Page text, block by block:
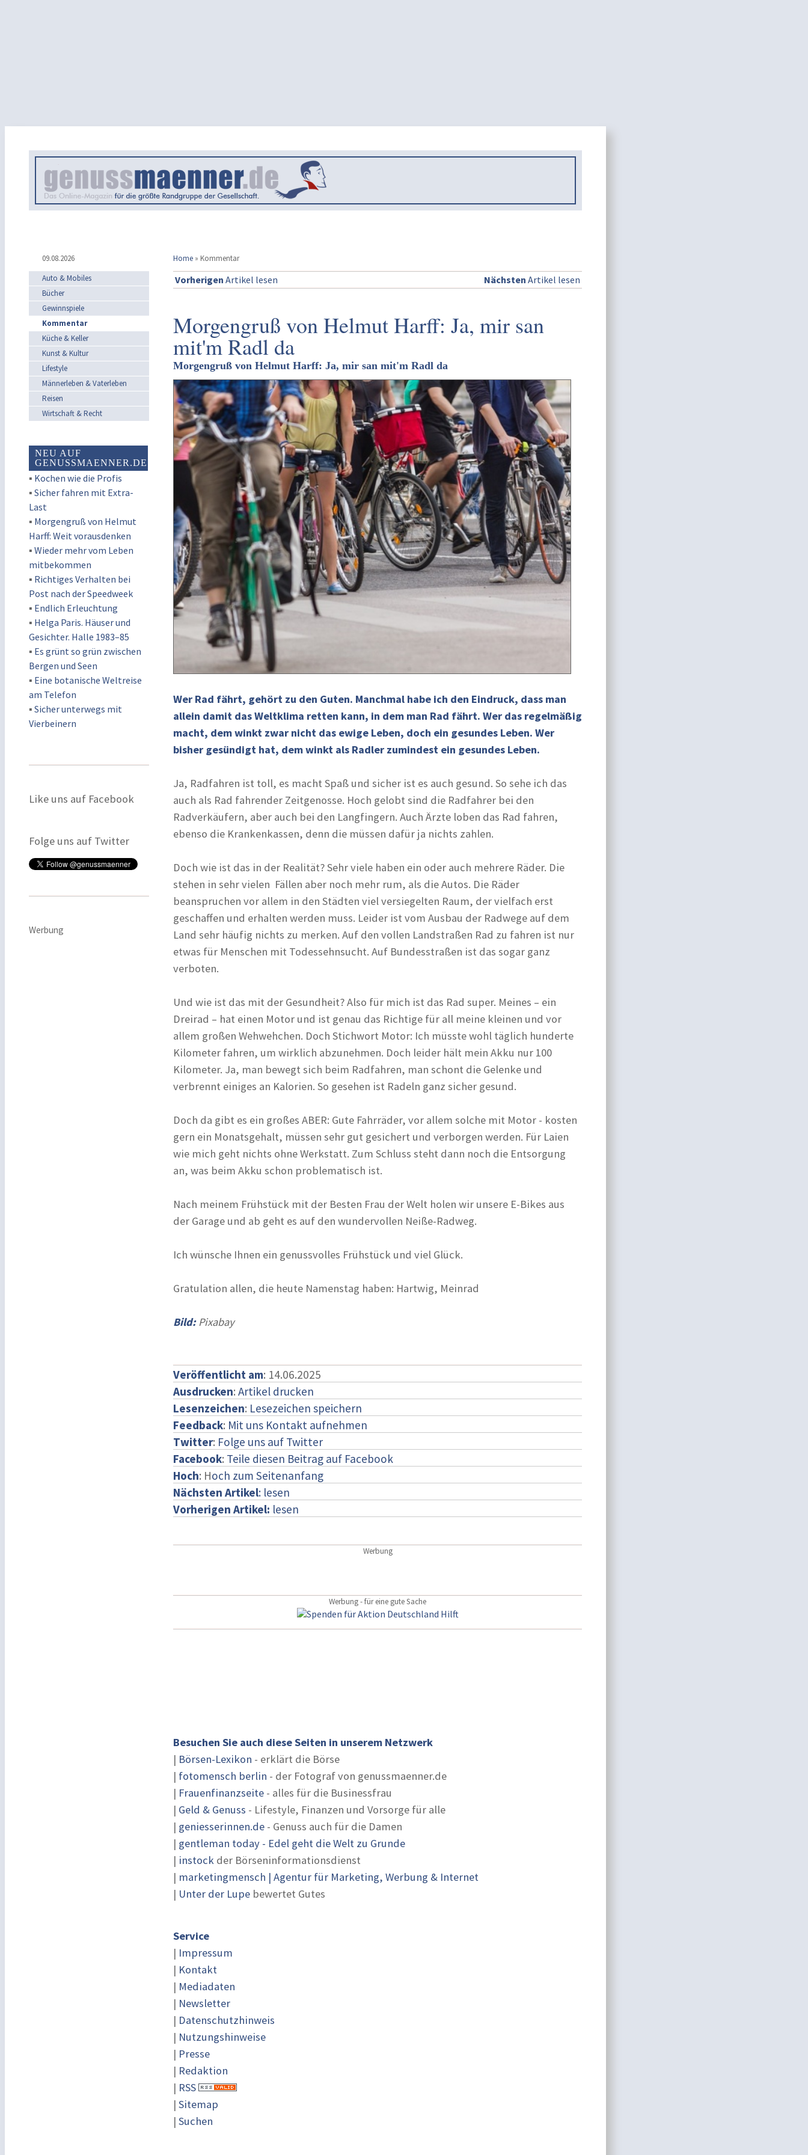
09.08.2026 Home » Kommentar
Auto & Mobiles
Bücher
Gewinnspiele
Kommentar
Küche & Keller
Kunst & Kultur
Lifestyle
Männerleben & Vaterleben
Reisen
Wirtschaft & Recht
NEU AUF
GENUSSMAENNER.DE
▪ Kochen wie die Profis
▪ Sicher fahren mit Extra-
Last
▪ Morgengruß von Helmut
Harff: Weit vorausdenken
▪ Wieder mehr vom Leben
mitbekommen
▪ Richtiges Verhalten bei
Post nach der Speedweek
▪ Endlich Erleuchtung
▪ Helga Paris. Häuser und
Gesichter. Halle 1983–85
▪ Es grünt so grün zwischen
Bergen und Seen
▪ Eine botanische Weltreise
am Telefon
▪ Sicher unterwegs mit
Vierbeinern
Like uns auf Facebook
Folge uns auf Twitter
Werbung
Vorherigen Artikel lesen Nächsten Artikel lesen
Morgengruß von Helmut Harff: Ja, mir san
mit'm Radl da
Morgengruß von Helmut Harff: Ja, mir san mit'm Radl da
Wer Rad fährt, gehört zu den Guten. Manchmal habe ich den Eindruck, dass man
allein damit das Weltklima retten kann, in dem man Rad fährt. Wer das regelmäßig
macht, dem winkt zwar nicht das ewige Leben, doch ein gesundes Leben. Wer
bisher gesündigt hat, dem winkt als Radler zumindest ein gesundes Leben.
Ja, Radfahren ist toll, es macht Spaß und sicher ist es auch gesund. So sehe ich das
auch als Rad fahrender Zeitgenosse. Hoch gelobt sind die Radfahrer bei den
Radverkäufern, aber auch bei den Langfingern. Auch Ärzte loben das Rad fahren,
ebenso die Krankenkassen, denn die müssen dafür ja nichts zahlen.
Doch wie ist das in der Realität? Sehr viele haben ein oder auch mehrere Räder. Die
stehen in sehr vielen Fällen aber noch mehr rum, als die Autos. Die Räder
beanspruchen vor allem in den Städten viel versiegelten Raum, der vielfach erst
geschaffen und erhalten werden muss. Leider ist vom Ausbau der Radwege auf dem
Land sehr häufig nichts zu merken. Auf den vollen Landstraßen Rad zu fahren ist nur
etwas für Menschen mit Todessehnsucht. Auf Bundesstraßen ist das sogar ganz
verboten.
Und wie ist das mit der Gesundheit? Also für mich ist das Rad super. Meines – ein
Dreirad – hat einen Motor und ist genau das Richtige für all meine kleinen und vor
allem großen Wehwehchen. Doch Stichwort Motor: Ich müsste wohl täglich hunderte
Kilometer fahren, um wirklich abzunehmen. Doch leider hält mein Akku nur 100
Kilometer. Ja, man bewegt sich beim Radfahren, man schont die Gelenke und
verbrennt einiges an Kalorien. So gesehen ist Radeln ganz sicher gesund.
Doch da gibt es ein großes ABER: Gute Fahrräder, vor allem solche mit Motor - kosten
gern ein Monatsgehalt, müssen sehr gut gesichert und verborgen werden. Für Laien
wie mich geht nichts ohne Werkstatt. Zum Schluss steht dann noch die Entsorgung
an, was beim Akku schon problematisch ist.
Nach meinem Frühstück mit der Besten Frau der Welt holen wir unsere E-Bikes aus
der Garage und ab geht es auf den wundervollen Neiße-Radweg.
Ich wünsche Ihnen ein genussvolles Frühstück und viel Glück.
Gratulation allen, die heute Namenstag haben: Hartwig, Meinrad
Bild:Pixabay
Veröffentlicht am: 14.06.2025
Ausdrucken: Artikel drucken
Lesenzeichen: Lesezeichen speichern
Feedback: Mit uns Kontakt aufnehmen
Twitter: Folge uns auf Twitter
Facebook: Teile diesen Beitrag auf Facebook
Hoch: Hoch zum Seitenanfang
Nächsten Artikel: lesen
Vorherigen Artikel: lesen
Werbung
Werbung - für eine gute Sache
Besuchen Sie auch diese Seiten in unserem Netzwerk
| Börsen-Lexikon - erklärt die Börse
| fotomensch berlin - der Fotograf von genussmaenner.de
| Frauenfinanzseite - alles für die Businessfrau
| Geld & Genuss - Lifestyle, Finanzen und Vorsorge für alle
| geniesserinnen.de - Genuss auch für die Damen
| gentleman today - Edel geht die Welt zu Grunde
| instock der Börseninformationsdienst
| marketingmensch | Agentur für Marketing, Werbung & Internet
| Unter der Lupe bewertet Gutes
Service
| Impressum
| Kontakt
| Mediadaten
| Newsletter
| Datenschutzhinweis
| Nutzungshinweise
| Presse
| Redaktion
| RSS
| Sitemap
| Suchen